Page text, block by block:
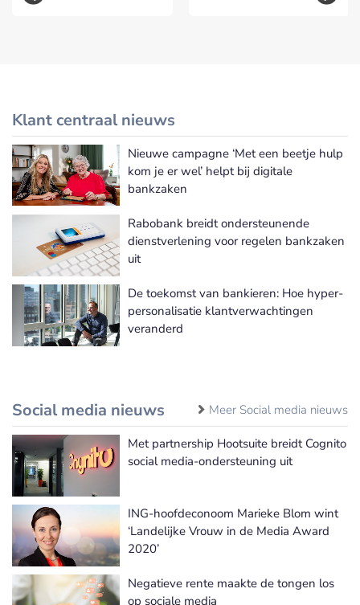
Klant centraal nieuws
Meer Klant centraal nieuws
Nieuwe campagne ‘Met een beetje hulp
kom je er wel’ helpt bij digitale
bankzaken
Rabobank breidt ondersteunende
dienstverlening voor regelen bankzaken
uit
De toekomst van bankieren: Hoe hyper-
personalisatie klantverwachtingen
veranderd
Social media nieuws Meer Social media nieuws
Met partnership Hootsuite breidt Cognito
social media-ondersteuning uit
ING-hoofdeconoom Marieke Blom wint
‘Landelijke Vrouw in de Media Award
2020’
Negatieve rente maakte de tongen los
op sociale media